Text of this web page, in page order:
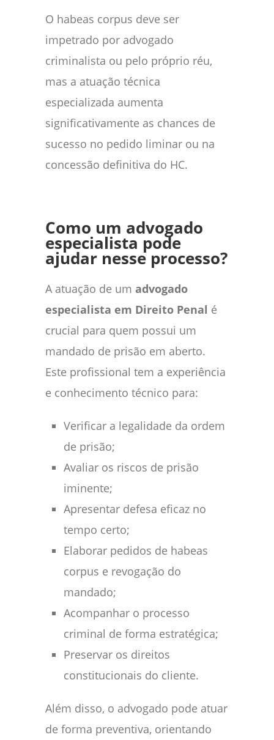
O habeas corpus deve ser
impetrado por advogado
criminalista ou pelo próprio réu,
mas a atuação técnica
especializada aumenta
significativamente as chances de
sucesso no pedido liminar ou na
concessão definitiva do HC.
Como um advogado
especialista pode
ajudar nesse processo?
A atuação de um advogado
especialista em Direito Penal é
crucial para quem possui um
mandado de prisão em aberto.
Este profissional tem a experiência
e conhecimento técnico para:
Verificar a legalidade da ordem
de prisão;
Avaliar os riscos de prisão
iminente;
Apresentar defesa eficaz no
tempo certo;
Elaborar pedidos de habeas
corpus e revogação do
mandado;
Acompanhar o processo
criminal de forma estratégica;
Preservar os direitos
constitucionais do cliente.
Além disso, o advogado pode atuar
de forma preventiva, orientando